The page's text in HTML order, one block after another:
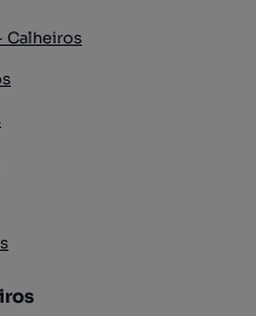
Calheiros